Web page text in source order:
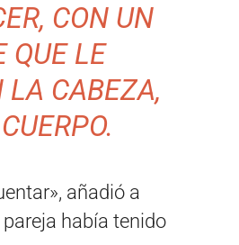
CON UN
QUE LE
LA CABEZA,
añadió a
había tenido